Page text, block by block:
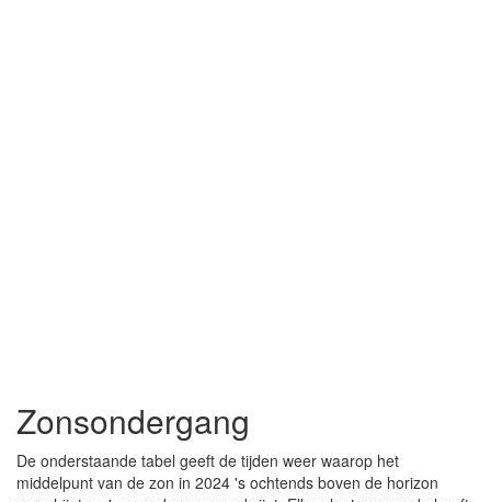
Zonsondergang
De onderstaande tabel geeft de tijden weer waarop het
middelpunt van de zon in 2024 's ochtends boven de horizon